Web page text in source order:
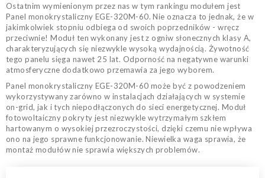
Ostatnim wymienionym przez nas w tym rankingu modułem jest
Panel monokrystaliczny EGE-320M-60. Nie oznacza to jednak, że w
jakimkolwiek stopniu odbiega od swoich poprzedników - wręcz
przeciwnie! Moduł ten wykonany jest z ogniw słonecznych klasy A,
charakteryzujących się niezwykle wysoką wydajnością. Żywotność
tego panelu sięga nawet 25 lat. Odporność na negatywne warunki
atmosferyczne dodatkowo przemawia za jego wyborem.
Panel monokrystaliczny EGE-320M-60 może być z powodzeniem
wykorzystywany zarówno w instalacjach działających w systemie
on-grid, jak i tych niepodłączonych do sieci energetycznej. Moduł
fotowoltaiczny pokryty jest niezwykle wytrzymałym szkłem
hartowanym o wysokiej przezroczystości, dzięki czemu nie wpływa
ono na jego sprawne funkcjonowanie. Niewielka waga sprawia, że
montaż modułów nie sprawia większych problemów.